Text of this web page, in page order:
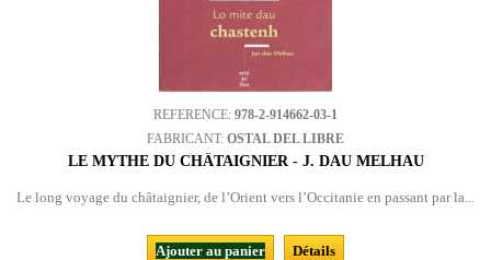
REFERENCE: 978-2-914662-03-1
FABRICANT: OSTAL DEL LIBRE
LE MYTHE DU CHÂTAIGNIER - J. DAU MELHAU
Le long voyage du châtaignier, de l’Orient vers l’Occitanie en passant par la...
Ajouter au panier
Détails